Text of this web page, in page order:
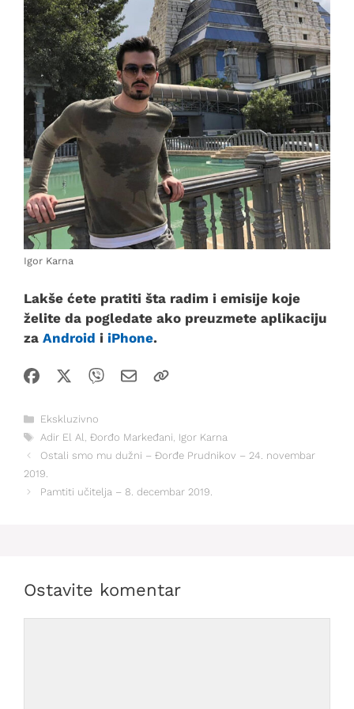
Igor Karna
Lakše ćete pratiti šta radim i emisije koje
želite da pogledate ako preuzmete aplikaciju
za Android i iPhone.
Kategorije
Ekskluzivno
Oznake
Adir El Al, Đorđo Markeđani, Igor Karna
Ostali smo mu dužni – Đorđe Prudnikov – 24. novembar
2019.
Pamtiti učitelja – 8. decembar 2019.
Ostavite komentar